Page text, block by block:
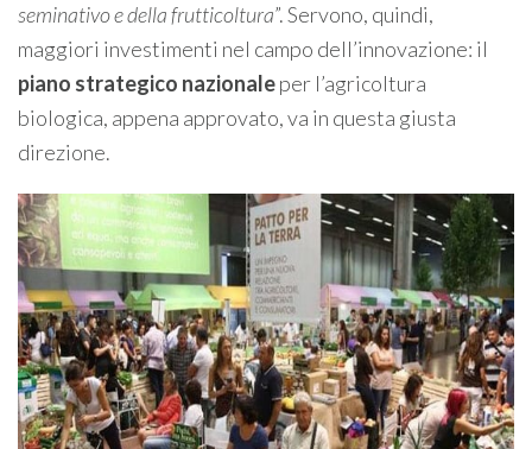
seminativo e della frutticoltura”. Servono, quindi,
maggiori investimenti nel campo dell’innovazione: il
piano strategico nazionaleper l’agricoltura
biologica, appena approvato, va in questa giusta
direzione.